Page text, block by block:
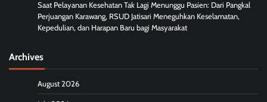
Saat Pelayanan Kesehatan Tak Lagi Menunggu Pasien: Dari Pangkal
Perjuangan Karawang, RSUD Jatisari Meneguhkan Keselamatan,
Kepedulian, dan Harapan Baru bagi Masyarakat
Archives
August 2026